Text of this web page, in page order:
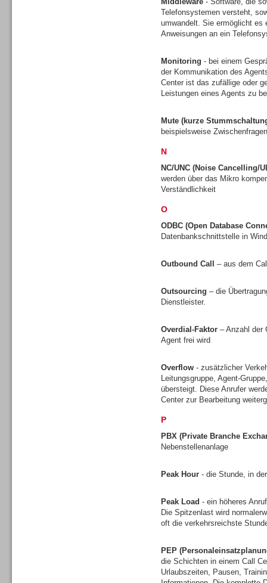
Telefonsystemen versteht,
umwandelt. Sie ermöglicht es
Anweisungen an ein
Monitoring - bei einem
der Kommunikation des
Center ist das zufällige oder
Leistungen eines Agents zu
Mute (kurze
beispielsweise
N
NC/UNC (Noise Cancelling/
werden über das Mikro
Verständlichkeit
O
ODBC (Open Database
Datenbankschnittstelle in
Outbound Call – aus dem
Outsourcing – die
Dienstleister.
Overdial-Faktor – Anzahl der
Agent frei wird
Overflow - zusätzlicher
Leitungsgruppe, Agent-
übersteigt. Diese Anrufer
Center zur Bearbeitung
P
PBX (Private Branche
Nebenstellenanlage
Peak Hour - die Stunde, in
Peak Load - ein höheres
Die Spitzenlast wird
oft die verkehrsreichste
PEP
die Schichten in einem Call
Urlaubszeiten, Pausen,